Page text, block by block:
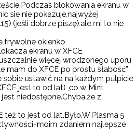
blokowania ekranu w
sie nie pokazuje,najwyżej
(jeśli dobrze piszę),ale mi to nie
frywolne okienko
ekranu w XFCE
więcej wrodzonego uporu
mam do XFCE po prostu słabość”.
sobie ustawić na na każdym pulpicie
jest to od lat) ,co w Mint
niedostępne.Chyba,że z
też to jest od lat.Było.W Plasma 5
moim zdaniem najlepsze